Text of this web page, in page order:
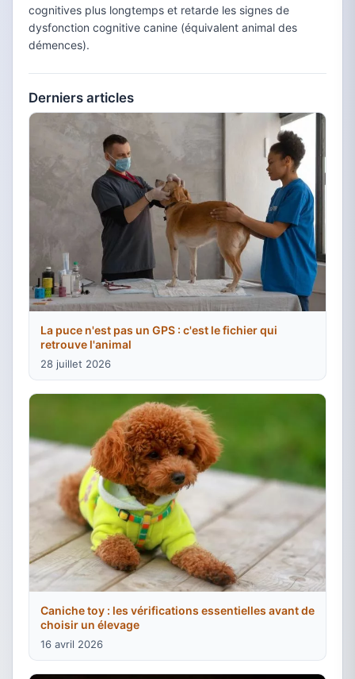
cognitives plus longtemps et retarde les signes de
dysfonction cognitive canine (équivalent animal des
démences).
Derniers articles
La puce n'est pas un GPS : c'est le fichier qui
retrouve l'animal
28 juillet 2026
Caniche toy : les vérifications essentielles avant de
choisir un élevage
16 avril 2026